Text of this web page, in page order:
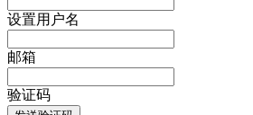
设置用户名
邮箱
验证码